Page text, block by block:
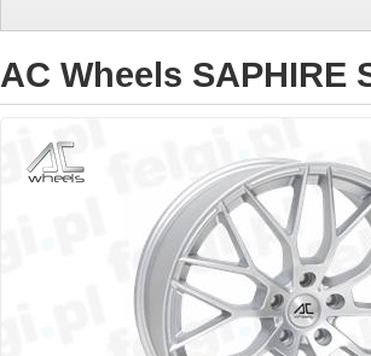
AC Wheels SAPHIRE